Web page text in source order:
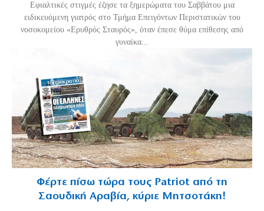
Εφιαλτικές στιγμές έζησε τα ξημερώματα του Σαββάτου μια
ειδικευόμενη γιατρός στο Τμήμα Επειγόντων Περιστατικών του
νοσοκομείου «Ερυθρός Σταυρός», όταν έπεσε θύμα επίθεσης από
γυναίκα...
Φέρτε πίσω τώρα τους Patriot από τη
Σαουδική Αραβία, κύριε Μητσοτάκη!